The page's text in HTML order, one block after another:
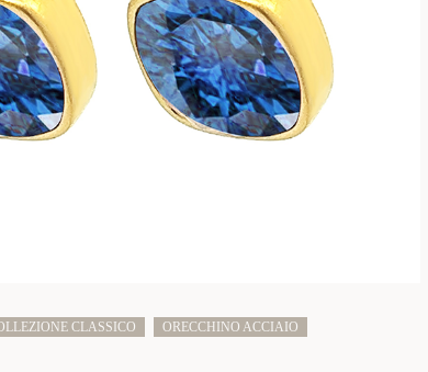
CLASSICO ORECCHINO ACCIAIO